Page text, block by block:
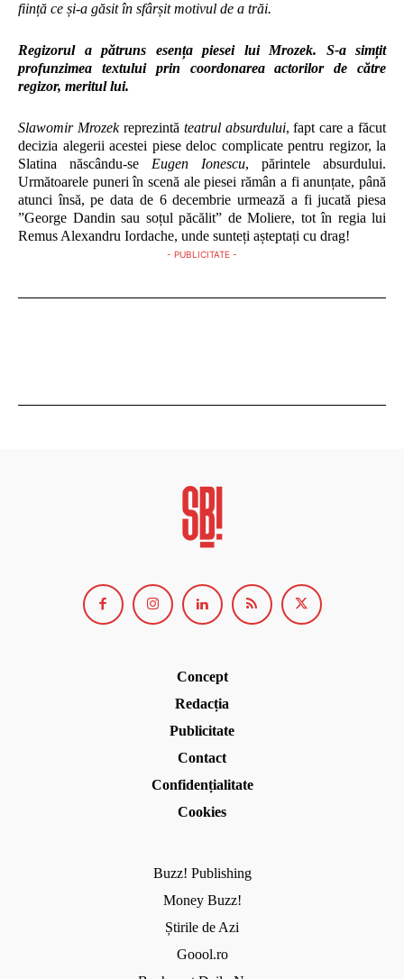
ființă ce și-a găsit în sfârșit motivul de a trăi.
Regizorul a pătruns esența piesei lui Mrozek. S-a simțit
profunzimea textului prin coordonarea actorilor de către
regizor, meritul lui.
Slawomir Mrozekreprezintă teatrul absurdului, fapt care a făcut
decizia alegerii acestei piese deloc complicate pentru regizor, la
Slatina născându-se Eugen Ionescu, părintele absurdului.
Următoarele puneri în scenă ale piesei rămân a fi anunțate, până
atunci însă, pe data de 6 decembrie urmează a fi jucată piesa
”George Dandin sau soțul păcălit” de Moliere, tot în regia lui
Remus Alexandru Iordache, unde sunteți așteptați cu drag!
- PUBLICITATE -
Concept
Redacția
Publicitate
Contact
Confidențialitate
Cookies
Buzz! Publishing
Money Buzz!
Știrile de Azi
Goool.ro